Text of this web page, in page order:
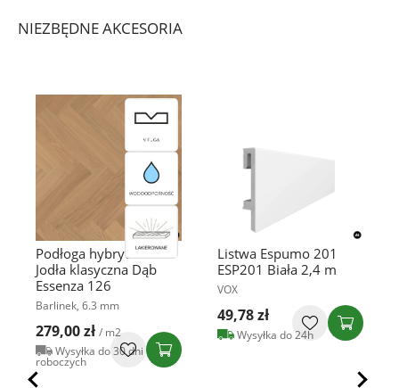
NIEZBĘDNE AKCESORIA
Podłoga hybrydowa
Jodła klasyczna Dąb
Essenza 126
Barlinek, 6.3 mm
279,00 zł / m2
Wysyłka do 30 dni
roboczych
Listwa Espumo 201
ESP201 Biała 2,4 m
VOX
49,78 zł
Wysyłka do 24h